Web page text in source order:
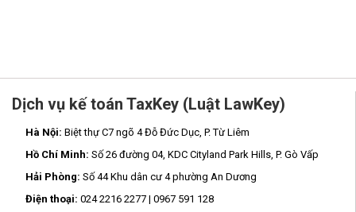
Dịch vụ kế toán TaxKey (Luật LawKey)
Hà Nội: Biệt thự C7 ngõ 4 Đỗ Đức Dục, P. Từ Liêm
Hồ Chí Minh: Số 26 đường 04, KDC Cityland Park Hills, P. Gò Vấp
Hải Phòng: Số 44 Khu dân cư 4 phường An Dương
Điện thoại: 024 2216 2277 | 0967 591 128